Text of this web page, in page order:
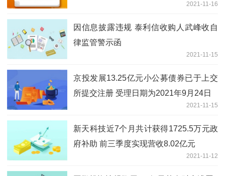
2021-11-16
因信息披露违规 泰利信收购人武峰收自
律监管警示函
2021-11-15
京投发展13.25亿元小公募债券已于上交
所提交注册 受理日期为2021年9月24日
2021-11-15
新天科技近7个月共计获得1725.5万元政
府补助 前三季度实现营收8.02亿元
2021-11-12